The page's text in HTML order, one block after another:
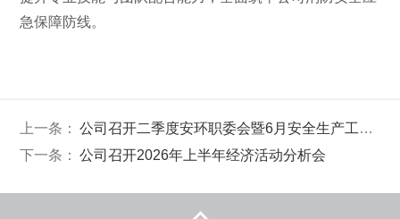
急保障防线。
上一条：
公司召开二季度安环职委会暨6月安全生产工作会
下一条：
公司召开2026年上半年经济活动分析会